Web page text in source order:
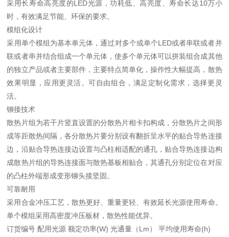
采用长寿命高亮度的LED光源，功耗低、高亮度、寿命长达10万小
时，有效满足节能、环保的要求。
模组化设计
采用单个模组为基本单元体，通过对多个或单个LED或者串联或者并
联或者串并结合组成一个单元体，使多个单元体可以拼装组合成其他
的独立产品或者主要部件，主要特点简单化，操作性大幅提高，散热
效果明显，应用更灵活。可自由组合，满足定制化需求，选择更灵
活。
铆接技术
散热片组为若干片竖直设置的分散热片相卡扣构成，分散热片之间形
成等距散热间隔，各分散热片要分别设有翻折呈水平的贴合导热连接
边，沿贴合导热连接边设置与凸柱相适配的通孔，贴合导热连接边构
成散热片组的导热连接面与散热基板相贴合，其通孔分别定位在对应
的凸柱外端形成变形铆头接坚固。
可靠耐用
采用合金冲压工艺，散热更好、重量更轻、有效延长光源使用寿命。
单个模组采用高密度冲压板材，散热性能优异。
订货编号 配用光源 额定功率(W) 光通量（Lm） 平均使用寿命(h)